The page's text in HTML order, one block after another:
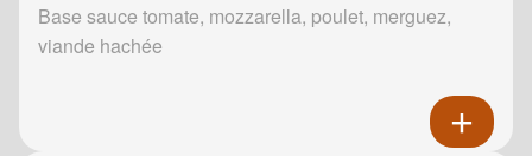
Base sauce tomate, mozzarella, poulet, merguez,
viande hachée